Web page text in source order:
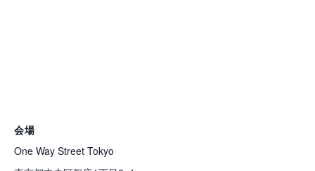
会場
One Way Street Tokyo